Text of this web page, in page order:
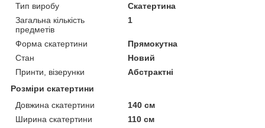
Тип виробу
Скатертина
Загальна кількість
предметів
1
Форма скатертини
Прямокутна
Стан
Новий
Принти, візерунки
Абстрактні
Розміри скатертини
Довжина скатертини
140 см
Ширина скатертини
110 см